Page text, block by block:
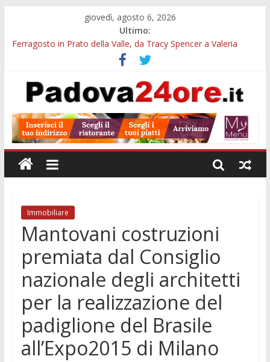
giovedì, agosto 6, 2026
Ultimo:
Ferragosto in Prato della Valle, da Tracy Spencer a Valeria
Euganea Film Festival 2026: 49 opere e 18 anteprime nei Colli
Euganei
Notturni padovani al Museo della Natura e dell’Uomo: date e
Organi in 3D al MUSME: il corpo umano si esplora con i visori
VR
Musei gratis a Padova per tutto agosto: chi entra e quali sedi
visitare
Immobiliare
Mantovani costruzioni
premiata dal Consiglio
nazionale degli architetti
per la realizzazione del
padiglione del Brasile
all’Expo2015 di Milano